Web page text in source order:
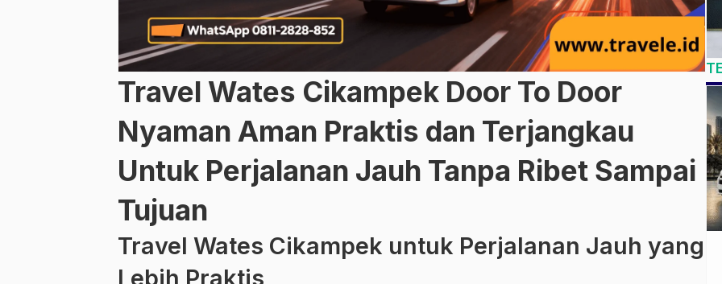
Travel Wates Cikampek Door To Door
Nyaman Aman Praktis dan Terjangkau
Untuk Perjalanan Jauh Tanpa Ribet Sampai
Tujuan
Travel Wates Cikampek untuk Perjalanan Jauh yang
Lebih Praktis